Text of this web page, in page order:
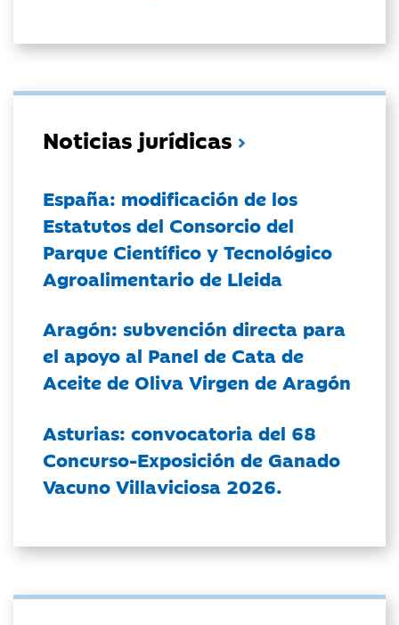
Noticias jurídicas
España: modificación de los
Estatutos del Consorcio del
Parque Científico y Tecnológico
Agroalimentario de Lleida
Aragón: subvención directa para
el apoyo al Panel de Cata de
Aceite de Oliva Virgen de Aragón
Asturias: convocatoria del 68
Concurso-Exposición de Ganado
Vacuno Villaviciosa 2026.